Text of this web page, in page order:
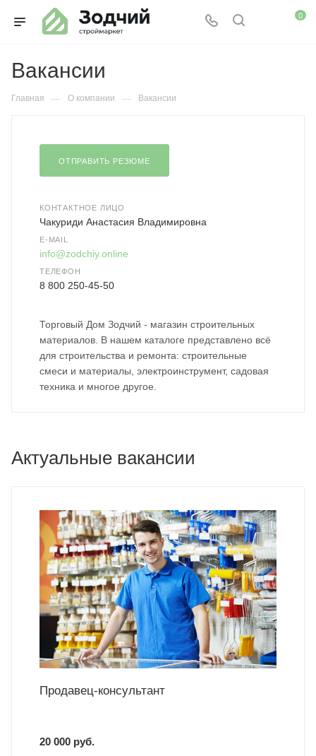
0
Вакансии
Главная — О компании — Вакансии
ОТПРАВИТЬ РЕЗЮМЕ
КОНТАКТНОЕ ЛИЦО
Чакуриди Анастасия Владимировна
E-MAIL
info@zodchiy.online
ТЕЛЕФОН
8 800 250-45-50
Торговый Дом Зодчий - магазин строительных
материалов. В нашем каталоге представлено всё
для строительства и ремонта: строительные
смеси и материалы, электроинструмент, садовая
техника и многое другое.
Актуальные вакансии
Продавец-консультант
20 000 руб.